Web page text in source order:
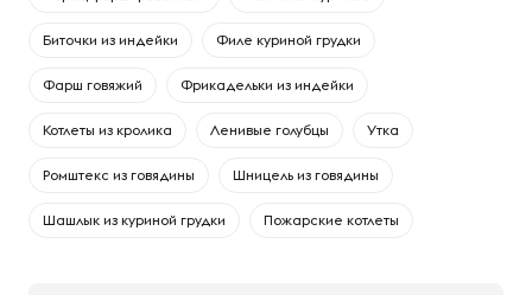
Биточки из индейки Филе куриной грудки
Фарш говяжий Фрикадельки из индейки
Котлеты из кролика Ленивые голубцы Утка
Ромштекс из говядины Шницель из говядины
Шашлык из куриной грудки Пожарские котлеты